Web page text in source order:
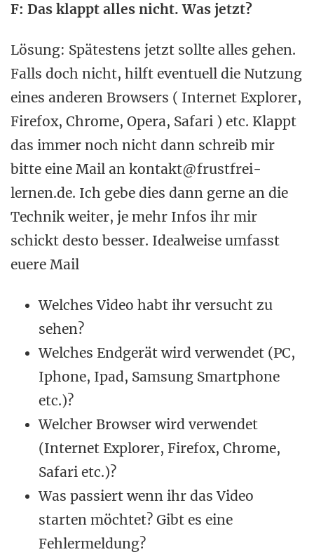
F: Das klappt alles nicht. Was jetzt?
Lösung: Spätestens jetzt sollte alles gehen.
Falls doch nicht, hilft eventuell die Nutzung
eines anderen Browsers ( Internet Explorer,
Firefox, Chrome, Opera, Safari ) etc. Klappt
das immer noch nicht dann schreib mir
bitte eine Mail an kontakt@frustfrei-
lernen.de. Ich gebe dies dann gerne an die
Technik weiter, je mehr Infos ihr mir
schickt desto besser. Idealweise umfasst
euere Mail
Welches Video habt ihr versucht zu
sehen?
Welches Endgerät wird verwendet (PC,
Iphone, Ipad, Samsung Smartphone
etc.)?
Welcher Browser wird verwendet
(Internet Explorer, Firefox, Chrome,
Safari etc.)?
Was passiert wenn ihr das Video
starten möchtet? Gibt es eine
Fehlermeldung?